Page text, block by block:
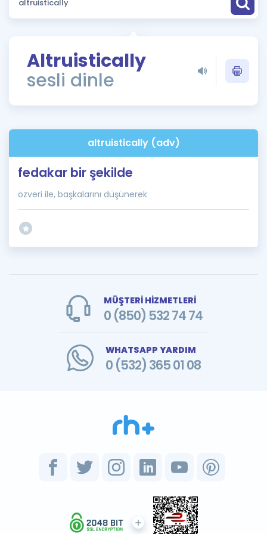
Puan Hesaplama
ÖSYM Sınav Takvimi
Kampanyalar
İngilizce Gramer
Altruistically
sesli dinle
altruistically (adv)
fedakar bir şekilde
özveri ile, başkalarını düşünerek
MÜŞTERİ HİZMETLERİ
0 (850) 532 74 74
WHATSAPP YARDIM
0 (532) 365 01 08